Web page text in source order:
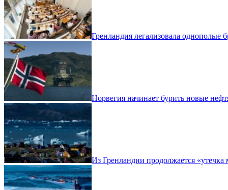
Гренландия легализовала однополые
Норвегия начинает бурить новые
Из Гренландии продолжается